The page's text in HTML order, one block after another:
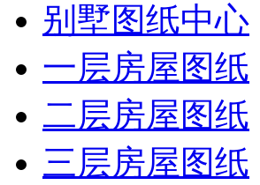
别墅图纸中心
一层房屋图纸
二层房屋图纸
三层房屋图纸